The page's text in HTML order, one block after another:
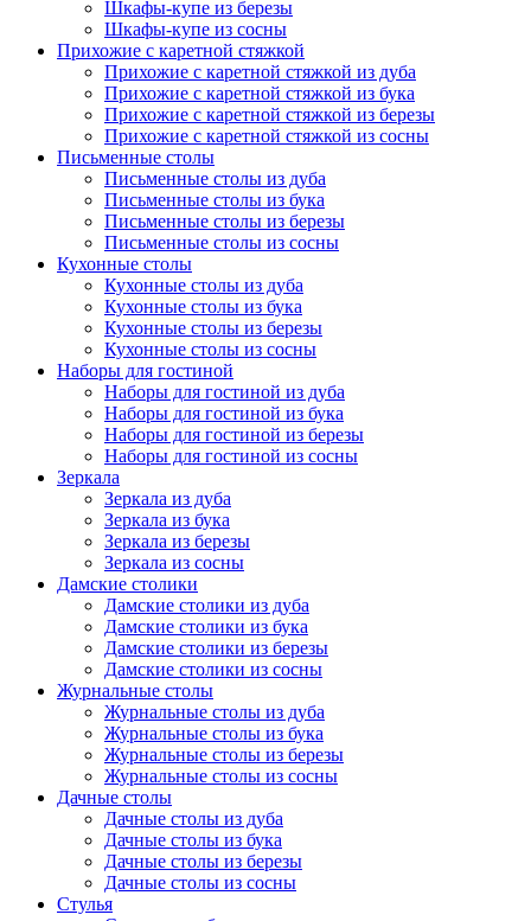
Шкафы-купе из березы
Шкафы-купе из сосны
Прихожие с каретной стяжкой
Прихожие с каретной стяжкой из дуба
Прихожие с каретной стяжкой из бука
Прихожие с каретной стяжкой из березы
Прихожие с каретной стяжкой из сосны
Письменные столы
Письменные столы из дуба
Письменные столы из бука
Письменные столы из березы
Письменные столы из сосны
Кухонные столы
Кухонные столы из дуба
Кухонные столы из бука
Кухонные столы из березы
Кухонные столы из сосны
Наборы для гостиной
Наборы для гостиной из дуба
Наборы для гостиной из бука
Наборы для гостиной из березы
Наборы для гостиной из сосны
Зеркала
Зеркала из дуба
Зеркала из бука
Зеркала из березы
Зеркала из сосны
Дамские столики
Дамские столики из дуба
Дамские столики из бука
Дамские столики из березы
Дамские столики из сосны
Журнальные столы
Журнальные столы из дуба
Журнальные столы из бука
Журнальные столы из березы
Журнальные столы из сосны
Дачные столы
Дачные столы из дуба
Дачные столы из бука
Дачные столы из березы
Дачные столы из сосны
Стулья